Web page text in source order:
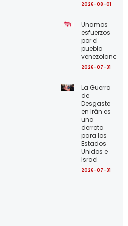
2026-08-01
Unamos
esfuerzos
por el
pueblo
venezolano
2026-07-31
La Guerra
de
Desgaste
en Irán es
una
derrota
para los
Estados
Unidos e
Israel
2026-07-31